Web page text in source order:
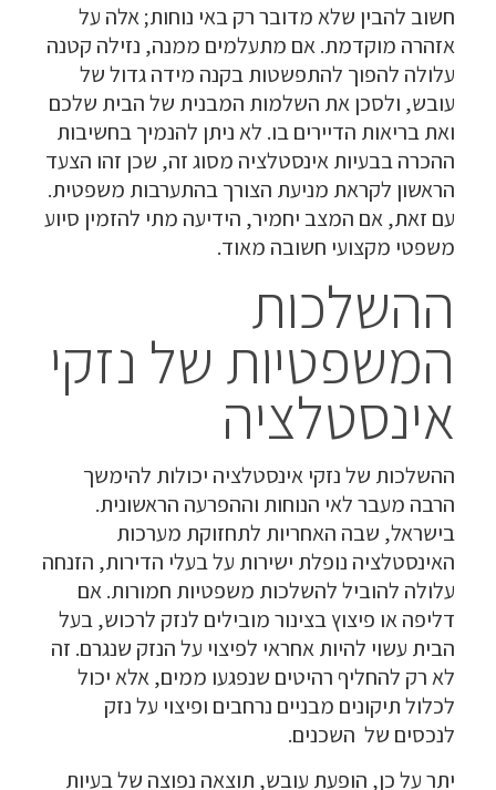
חשוב להבין שלא מדובר רק באי נוחות; אלה על
אזהרה מוקדמת. אם מתעלמים ממנה, נזילה קטנה
עלולה להפוך להתפשטות בקנה מידה גדול של
עובש, ולסכן את השלמות המבנית של הבית שלכם
ואת בריאות הדיירים בו. לא ניתן להנמיך בחשיבות
ההכרה בבעיות אינסטלציה מסוג זה, שכן זהו הצעד
הראשון לקראת מניעת הצורך בהתערבות משפטית.
עם זאת, אם המצב יחמיר, הידיעה מתי להזמין סיוע
משפטי מקצועי חשובה מאוד.
ההשלכות
המשפטיות של נזקי
אינסטלציה
ההשלכות של נזקי אינסטלציה יכולות להימשך
הרבה מעבר לאי הנוחות וההפרעה הראשונית.
בישראל, שבה האחריות לתחזוקת מערכות
האינסטלציה נופלת ישירות על בעלי הדירות, הזנחה
עלולה להוביל להשלכות משפטיות חמורות. אם
דליפה או פיצוץ בצינור מובילים לנזק לרכוש, בעל
הבית עשוי להיות אחראי לפיצוי על הנזק שנגרם. זה
לא רק להחליף רהיטים שנפגעו ממים, אלא יכול
לכלול תיקונים מבניים נרחבים ופיצוי על נזק
לנכסים של השכנים.
יתר על כן, הופעת עובש, תוצאה נפוצה של בעיות